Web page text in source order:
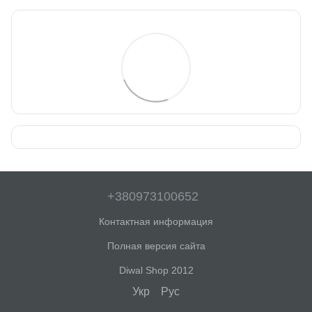
+380973100652
Контактная информация
Полная версия сайта
Diwal Shop 2012
Укр Рус